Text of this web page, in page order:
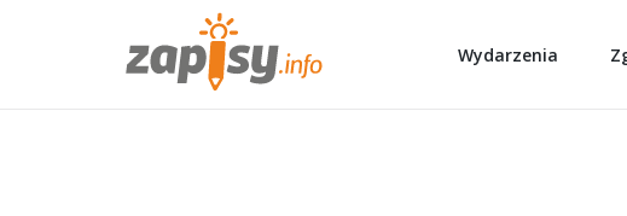
Wydarzenia